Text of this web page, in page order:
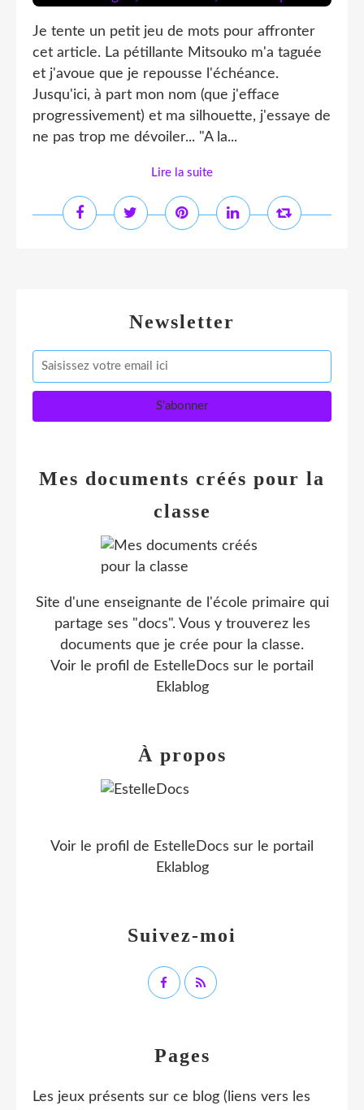
Je tente un petit jeu de mots pour affronter
cet article. La pétillante Mitsouko m'a taguée
et j'avoue que je repousse l'échéance.
Jusqu'ici, à part mon nom (que j'efface
progressivement) et ma silhouette, j'essaye de
ne pas trop me dévoiler... "A la...
Lire la suite
Newsletter
Pages
Les jeux présents sur ce blog (liens vers les
Mes documents créés pour la
classe
Site d'une enseignante de l'école primaire qui
partage ses "docs". Vous y trouverez les
documents que je crée pour la classe.
Voir le profil de EstelleDocs sur le portail
Eklablog
Suivez-moi
À propos
Voir le profil de EstelleDocs sur le portail
Eklablog